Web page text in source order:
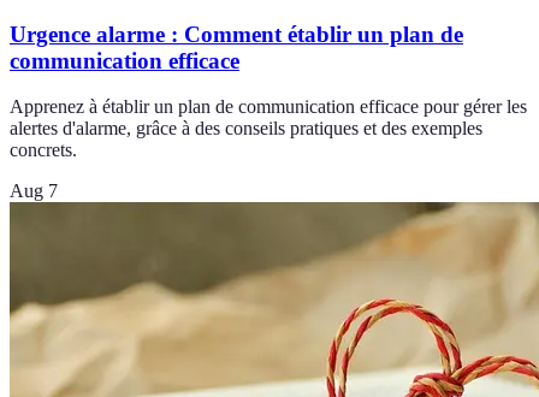
Urgence alarme : Comment établir un plan de
communication efficace
Apprenez à établir un plan de communication efficace pour gérer les
alertes d'alarme, grâce à des conseils pratiques et des exemples
concrets.
Aug 7